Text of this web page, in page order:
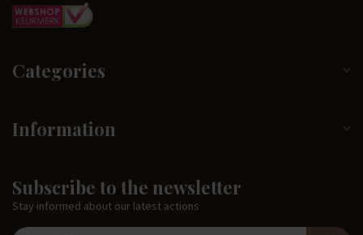
Categories
Information
Subscribe to the newsletter
Stay informed about our latest actions